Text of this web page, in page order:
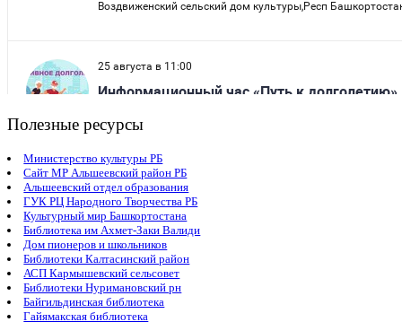
Полезные ресурсы
Министерство культуры РБ
Сайт МР Альшеевский район РБ
Альшеевский отдел образования
ГУК РЦ Народного Творчества РБ
Культурный мир Башкортостана
Библиотека им Ахмет-Заки Валиди
Дом пионеров и школьников
Библиотеки Калтасинский район
АСП Кармышевский сельсовет
Библиотеки Нуримановский рн
Байгильдинская библиотека
Гайямакская библиотека